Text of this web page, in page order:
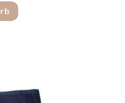
19,95 €.